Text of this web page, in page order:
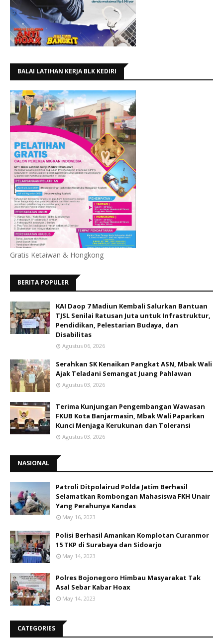
BALAI LATIHAN KERJA BLK KEDIRI
Gratis Ketaiwan & Hongkong
BERITA POPULER
KAI Daop 7 Madiun Kembali Salurkan Bantuan
TJSL Senilai Ratusan Juta untuk Infrastruktur,
Pendidikan, Pelestarian Budaya, dan
Disabilitas
Agustus 06, 2026
Serahkan SK Kenaikan Pangkat ASN, Mbak Wali
Ajak Teladani Semangat Juang Pahlawan
Agustus 03, 2026
Terima Kunjungan Pengembangan Wawasan
FKUB Kota Banjarmasin, Mbak Wali Paparkan
Kunci Menjaga Kerukunan dan Toleransi
Agustus 03, 2026
NASIONAL
Patroli Ditpolairud Polda Jatim Berhasil
Selamatkan Rombongan Mahasiswa FKH Unair
Yang Perahunya Kandas
May 16, 2023
Polisi Berhasil Amankan Komplotan Curanmor
15 TKP di Surabaya dan Sidoarjo
May 14, 2023
Polres Bojonegoro Himbau Masyarakat Tak
Asal Sebar Kabar Hoax
May 14, 2023
CATEGORIES